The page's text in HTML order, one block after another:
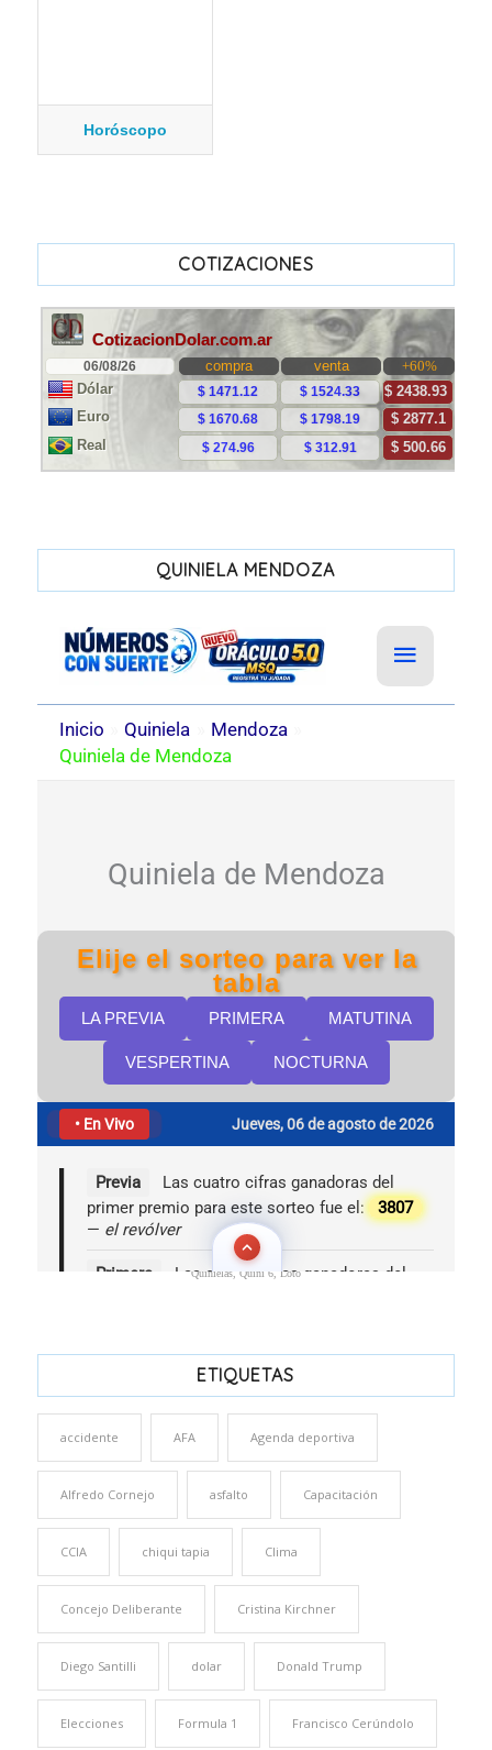
Horóscopo
COTIZACIONES
QUINIELA MENDOZA
Quinielas, Quini 6, Loto
ETIQUETAS
accidente AFA Agenda deportiva
Alfredo Cornejo asfalto Capacitación
CCIA chiqui tapia Clima
Concejo Deliberante Cristina Kirchner
Diego Santilli dolar Donald Trump
Elecciones Formula 1 Francisco Cerúndolo